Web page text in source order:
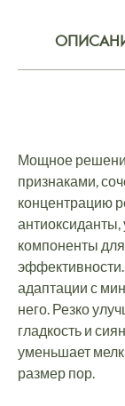
Мощное
признаками,
концентрацию
компоненты
адаптации с
него. Резко
гладкость и
уменьшает
размер пор.